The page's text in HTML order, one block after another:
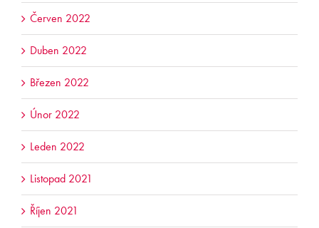
Červen 2022
Duben 2022
Březen 2022
Únor 2022
Leden 2022
Listopad 2021
Říjen 2021